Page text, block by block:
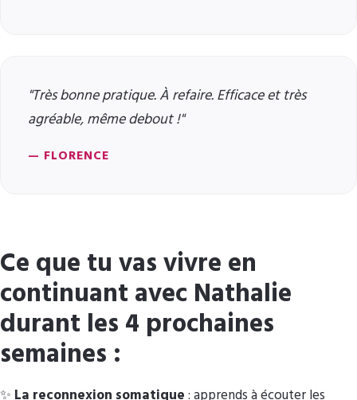
"Très bonne pratique. À refaire. Efficace et très
agréable, même debout !"
— FLORENCE
Ce que tu vas vivre en
continuant avec Nathalie
durant les 4 prochaines
semaines :
✨ La reconnexion somatique : apprends à écouter les